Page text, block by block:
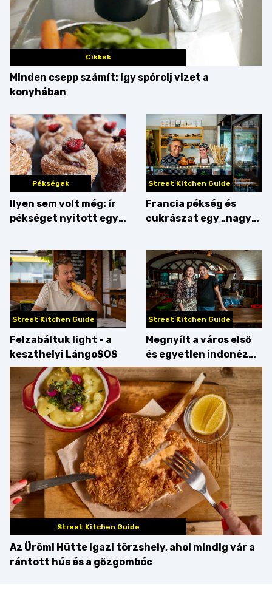
Cikkek
Minden csepp számít: így spórolj vizet a
konyhában
Pékségek
Ilyen sem volt még: ír
pékséget nyitott egy
Street Kitchen Guide
Francia pékség és
cukrászat egy „nagy
Street Kitchen Guide
Felzabáltuk light - a
keszthelyi LángoSOS
Street Kitchen Guide
Megnyílt a város első
és egyetlen indonéz
étterme a Kolosy
téren, mi pedig
kipróbáltuk!
Street Kitchen Guide
Az Ürömi Hütte igazi törzshely, ahol mindig vár a
rántott hús és a gőzgombóc